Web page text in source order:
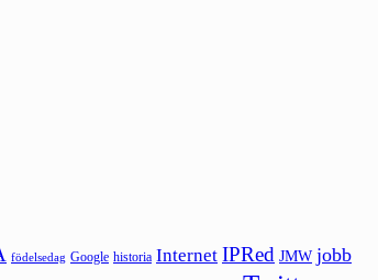
födelsedag Google historia Internet IPRed JMW jobb